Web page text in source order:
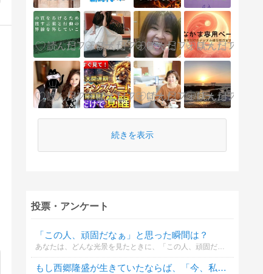
続きを表示
投票・アンケート
「この人、頑固だなぁ」と思った瞬間は？
あなたは、どんな光景を見たときに、「この人、頑固だなぁ」と思いますか？
もし西郷隆盛が生きていたならば、「今、私たちに何を伝えたいこと」は何だと思いますか？